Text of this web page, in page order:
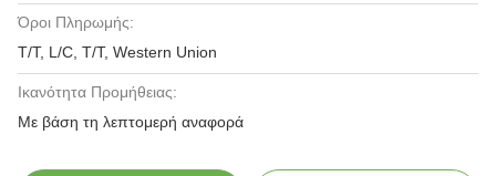
Όροι Πληρωμής:
T/T, L/C, T/T, Western Union
Ικανότητα Προμήθειας:
Με βάση τη λεπτομερή αναφορά